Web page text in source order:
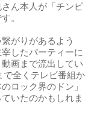
ん本人が「チンピ
。
がりがあるよう
したパーティーに
画まで流出してい
で全くテレビ番組か
ロック界のドン」
いたのかもしれま